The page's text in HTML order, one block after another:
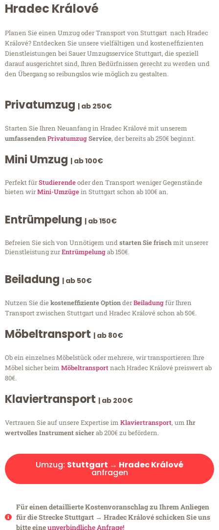
Hradec Králové
Planen Sie einen Umzug oder Transport von Stuttgart nach Hradec
Králové? Entdecken Sie unsere vielfältigen und kosteneffizienten
Dienstleistungen bei Sauer Umzugsservice Stuttgart, die speziell
darauf ausgerichtet sind, Ihren Bedürfnissen gerecht zu werden und
den Übergang so reibungslos wie möglich zu gestalten.
Privatumzug | ab 250€
Starten Sie Ihren Neuanfang in Hradec Králové mit unserem
umfassendenPrivatumzugService, der bereits ab 250€ beginnt.
Mini Umzug | ab 100€
Perfekt fürStudierendeoder den Transport weniger Gegenstände
bieten wirMini-Umzügein Stuttgart schon ab 100€ an.
Entrümpelung | ab 150€
Befreien Sie sich von Unnötigem undstarten Sie frischmit unserer
Dienstleistung zurEntrümpelungab 150€.
Beiladung | ab 50€
Nutzen Sie diekosteneffiziente OptionderBeiladungfür Ihren
Transport zwischen Stuttgart und Hradec Králové schon ab 50€.
Möbeltransport | ab 80€
Ob ein einzelnes Möbelstück oder mehrere, wir transportieren Ihre
Möbel sicher beim Möbeltransportnach Hradec Králové preiswert ab
80€.
Klaviertransport | ab 200€
Vertrauen Sie auf unsere Expertise im Klaviertransport, um Ihr
wertvolles Instrument sicherab 200€ zu befördern.
Umzug: Stuttgart → Hradec Králové
anfragen
Für einen detaillierte Kostenvoranschlag zu Ihrem Anliegen
für die Strecke Stuttgart → Hradec Králové schicken Sie uns
bitte eineunverbindliche Anfrage!